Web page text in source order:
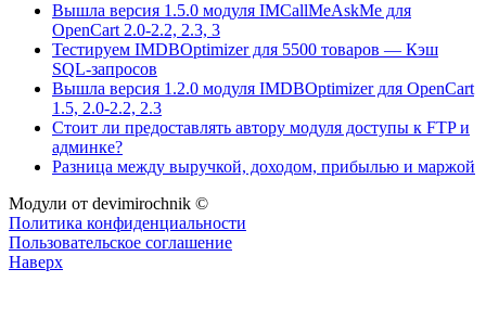
Вышла версия 1.5.0 модуля IMCallMeAskMe для
OpenCart 2.0-2.2, 2.3, 3
Тестируем IMDBOptimizer для 5500 товаров — Кэш
SQL-запросов
Вышла версия 1.2.0 модуля IMDBOptimizer для OpenCart
1.5, 2.0-2.2, 2.3
Стоит ли предоставлять автору модуля доступы к FTP и
админке?
Разница между выручкой, доходом, прибылью и маржой
Модули от devimirochnik ©
Политика конфиденциальности
Пользовательское соглашение
Наверх